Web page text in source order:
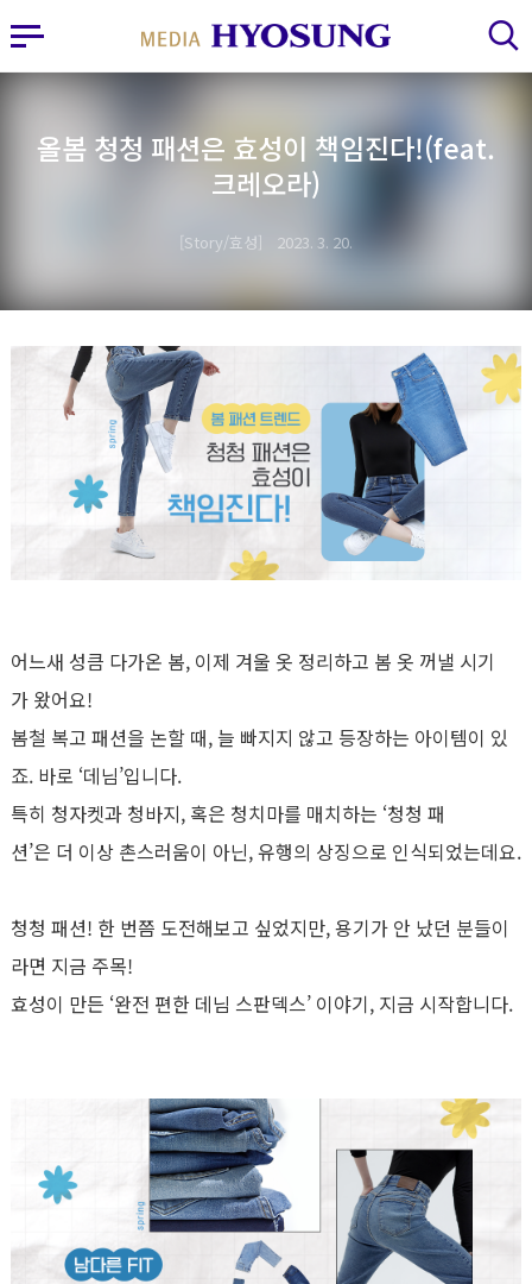
MY FRIEND HYOSUNG
사이드바 열기 검색 레이어 열기
올봄 청청 패션은 효성이 책임진다!(feat.
크레오라)
Story/효성 2023. 3. 20.
어느새 성큼 다가온 봄, 이제 겨울 옷 정리하고 봄 옷 꺼낼 시기
가 왔어요!
봄철 복고 패션을 논할 때, 늘 빠지지 않고 등장하는 아이템이 있
죠. 바로 ‘데님’입니다.
특히 청자켓과 청바지, 혹은 청치마를 매치하는 ‘청청 패
션’은 더 이상 촌스러움이 아닌, 유행의 상징으로 인식되었는데요.
청청 패션! 한 번쯤 도전해보고 싶었지만, 용기가 안 났던 분들이
라면 지금 주목!
효성이 만든 ‘완전 편한 데님 스판덱스’ 이야기, 지금 시작합니다.